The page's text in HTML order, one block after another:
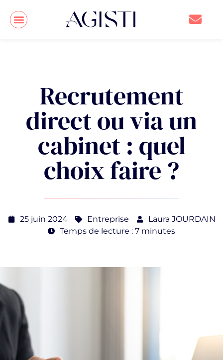
Recrutement
direct ou via un
cabinet : quel
choix faire ?
25 juin 2024 Entreprise
Laura JOURDAIN
Temps de lecture : 7 minutes